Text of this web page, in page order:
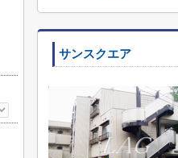
サンスクエア